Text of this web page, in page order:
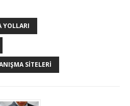
YOLLARI
SITELERI